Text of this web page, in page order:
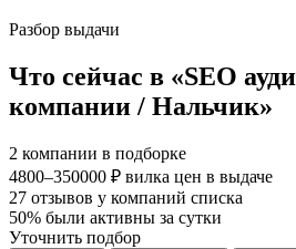
Разбор выдачи
Что сейчас в «SEO
компании / Нальчик»
2 компании в подборке
4800–350000 ₽ вилка цен в выдаче
27 отзывов у компаний списка
50% были активны за сутки
Уточнить подбор